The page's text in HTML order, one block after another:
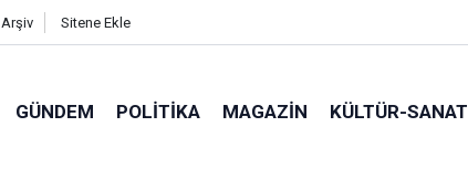
Arşiv Sitene Ekle
GÜNDEM POLITIKA MAGAZIN KÜLTÜR-SANAT